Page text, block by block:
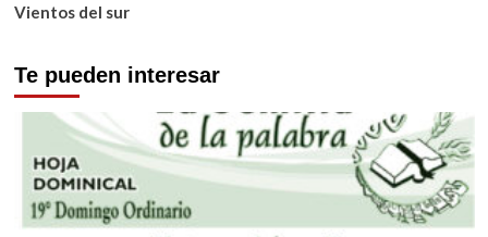
Vientos del sur
Te pueden interesar